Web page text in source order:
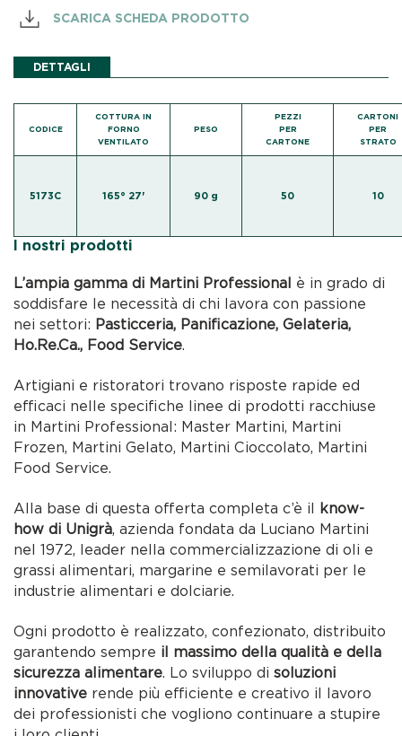
SCARICA SCHEDA PRODOTTO
DETTAGLI
CODICE
COTTURA IN
FORNO
VENTILATO
5173C 165° 27'
PESO
PEZZI
PER
CARTONE
CARTONI
PER
STRATO
90 g 50 10
I nostri prodotti
L’ampia gamma di Martini Professional è in grado di
soddisfare le necessità di chi lavora con passione
nei settori: Pasticceria, Panificazione, Gelateria,
Ho.Re.Ca., Food Service.
Artigiani e ristoratori trovano risposte rapide ed
efficaci nelle specifiche linee di prodotti racchiuse
in Martini Professional: Master Martini, Martini
Frozen, Martini Gelato, Martini Cioccolato, Martini
Food Service.
Alla base di questa offerta completa c’è il know-
how di Unigrà, azienda fondata da Luciano Martini
nel 1972, leader nella commercializzazione di oli e
grassi alimentari, margarine e semilavorati per le
industrie alimentari e dolciarie.
Ogni prodotto è realizzato, confezionato, distribuito
garantendo sempre il massimo della qualità e della
sicurezza alimentare. Lo sviluppo disoluzioni
innovative rende più efficiente e creativo il lavoro
dei professionisti che vogliono continuare a stupire